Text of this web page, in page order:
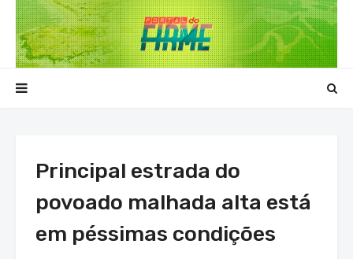
Principal estrada do
povoado malhada alta está
em péssimas condições